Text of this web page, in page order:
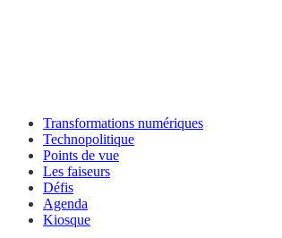
Transformations numériques
Technopolitique
Points de vue
Les faiseurs
Défis
Agenda
Kiosque